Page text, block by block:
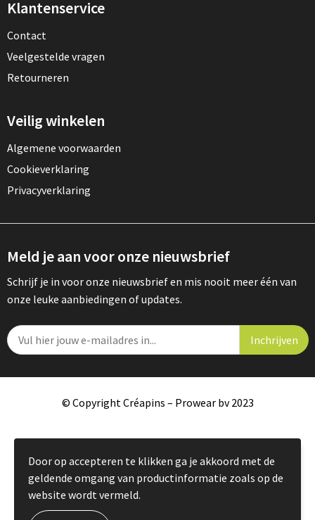
Klantenservice
Contact
Veelgestelde vragen
Retourneren
Veilig winkelen
Algemene voorwaarden
Cookieverklaring
Privacyverklaring
Meld je aan voor onze nieuwsbrief
Schrijf je in voor onze nieuwsbrief en mis nooit meer één van
onze leuke aanbiedingen of updates.
© Copyright Créapins – Prowear bv 2023
Door op accepteren te klikken ga je akkoord met de
geldende omgang van productinformatie zoals op de
website wordt vermeld.